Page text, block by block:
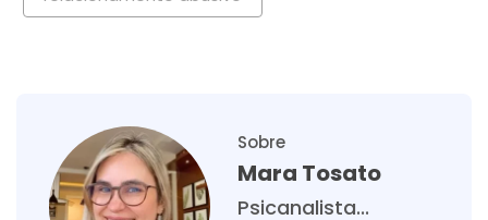
Sobre
Mara Tosato
Psicanalista...